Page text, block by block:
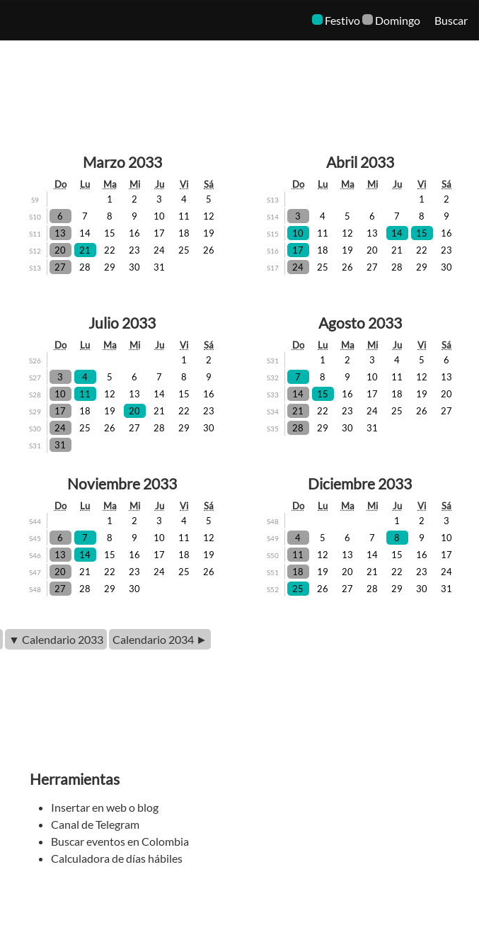
Buscar
Festivo Domingo
Marzo 2033
Do Lu Ma Mi Ju Vi Sá
S9 1 2 3 4 5
S10 6 7 8 9 10 11 12
S11 13 14 15 16 17 18 19
S12 20 21 22 23 24 25 26
S13 27 28 29 30 31
Abril 2033
Do Lu Ma Mi Ju Vi Sá
S13 1 2
S14 3 4 5 6 7 8 9
S15 10 11 12 13 14 15 16
S16 17 18 19 20 21 22 23
S17 24 25 26 27 28 29 30
Julio 2033
Do Lu Ma Mi Ju Vi Sá
S26 1 2
S27 3 4 5 6 7 8 9
S28 10 11 12 13 14 15 16
S29 17 18 19 20 21 22 23
S30 24 25 26 27 28 29 30
S31 31
Agosto 2033
Do Lu Ma Mi Ju Vi Sá
S31 1 2 3 4 5 6
S32 7 8 9 10 11 12 13
S33 14 15 16 17 18 19 20
S34 21 22 23 24 25 26 27
S35 28 29 30 31
Noviembre 2033
Do Lu Ma Mi Ju Vi Sá
S44 1 2 3 4 5
S45 6 7 8 9 10 11 12
S46 13 14 15 16 17 18 19
S47 20 21 22 23 24 25 26
S48 27 28 29 30
Diciembre 2033
Do Lu Ma Mi Ju Vi Sá
S48 1 2 3
S49 4 5 6 7 8 9 10
S50 11 12 13 14 15 16 17
S51 18 19 20 21 22 23 24
S52 25 26 27 28 29 30 31
▼ Calendario 2033 Calendario 2034 ►
Herramientas
Insertar en web o blog
Canal de Telegram
Buscar eventos en Colombia
Calculadora de días hábiles